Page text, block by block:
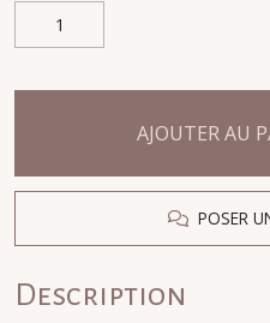
AJOUTER AU
POSER
Description